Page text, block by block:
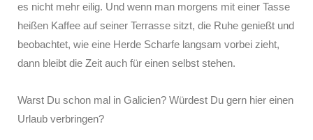
es nicht mehr eilig. Und wenn man morgens mit einer Tasse
heißen Kaffee auf seiner Terrasse sitzt, die Ruhe genießt und
beobachtet, wie eine Herde Scharfe langsam vorbei zieht,
dann bleibt die Zeit auch für einen selbst stehen.
Warst Du schon mal in Galicien? Würdest Du gern hier einen
Urlaub verbringen?